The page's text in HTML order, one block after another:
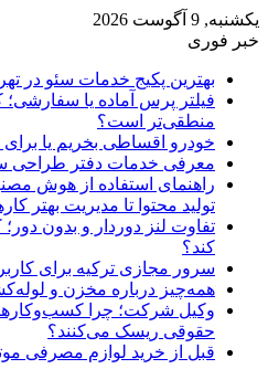
یکشنبه, 9 آگوست 2026
خبر فوری
بهترین پکیج خدمات سئو در
فیلتر پرس آماده یا سفارشی؛
منطقی‌تر است؟
خودرو اقساطی بخریم یا
معرفی خدمات دفتر طراحی
راهنمای استفاده از هوش
تولید محتوا تا مدیریت بهتر
تفاوت لنز دوردار و بدون
کند؟
سرور مجازی ترکیه برای
همه‌چیز درباره مخزن و
وکیل شرکت؛ چرا
حقوقی ریسک می‌کنند؟
قبل از خرید لوازم مصرفی